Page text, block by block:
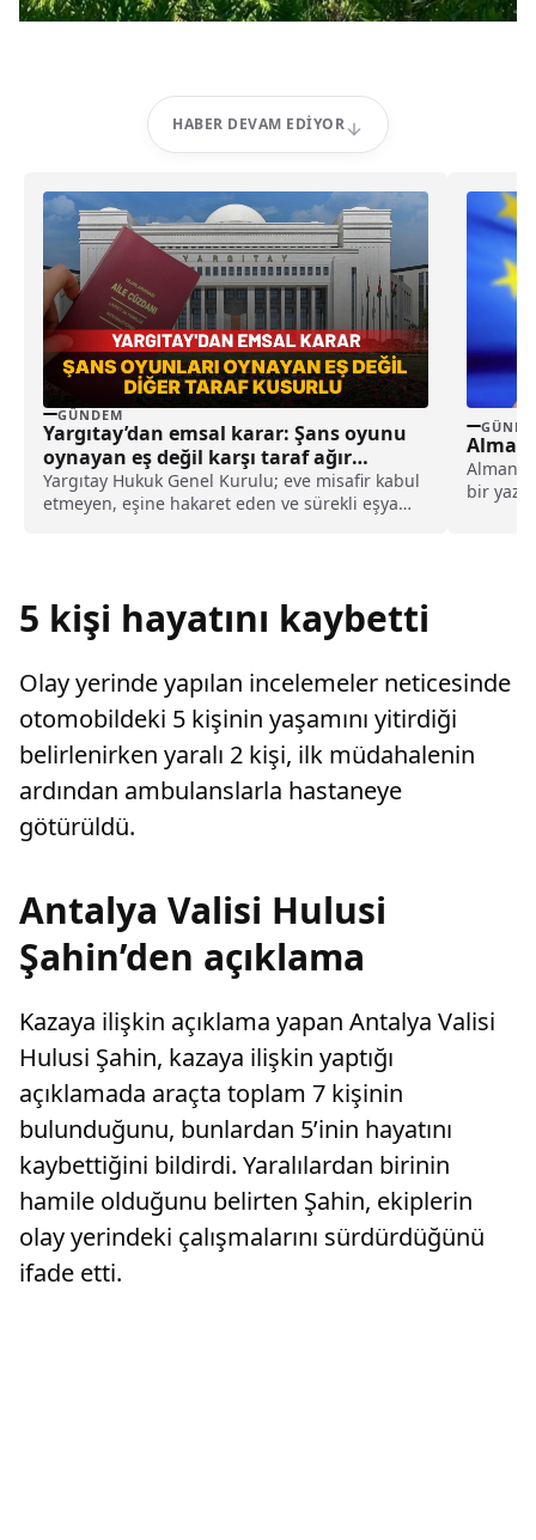
HABER DEVAM EDIYOR
GÜNDEM
Yargıtay’dan emsal karar: Şans oyunu
oynayan eş değil karşı taraf ağır
kusurlu sayıldı
Yargıtay Hukuk Genel Kurulu; eve misafir kabul
etmeyen, eşine hakaret eden ve sürekli eşya
bir
5 kişi hayatını kaybetti
Olay yerinde yapılan incelemeler neticesinde
otomobildeki 5 kişinin yaşamını yitirdiği
belirlenirken yaralı 2 kişi, ilk müdahalenin
ardından ambulanslarla hastaneye
götürüldü.
Antalya Valisi Hulusi
Şahin’den açıklama
Kazaya ilişkin açıklama yapan Antalya Valisi
Hulusi Şahin, kazaya ilişkin yaptığı
açıklamada araçta toplam 7 kişinin
bulunduğunu, bunlardan 5’inin hayatını
kaybettiğini bildirdi. Yaralılardan birinin
hamile olduğunu belirten Şahin, ekiplerin
olay yerindeki çalışmalarını sürdürdüğünü
ifade etti.